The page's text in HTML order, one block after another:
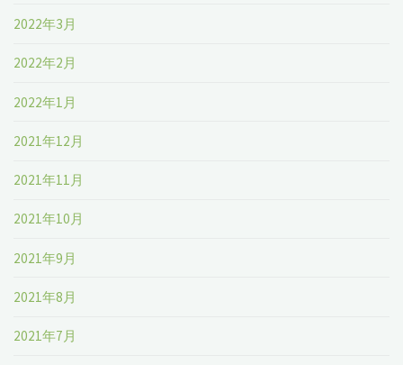
2022年3月
2022年2月
2022年1月
2021年12月
2021年11月
2021年10月
2021年9月
2021年8月
2021年7月